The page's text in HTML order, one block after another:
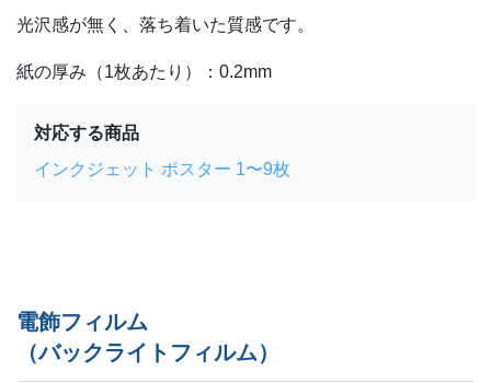
光沢感が無く、落ち着いた質感です。
紙の厚み（1枚あたり）：0.2mm
対応する商品
インクジェット ポスター 1〜9枚
電飾フィルム
（バックライトフィルム）